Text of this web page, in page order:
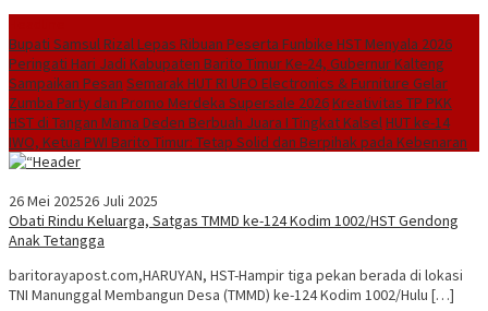
Bupati Samsul Rizal Lepas Ribuan Peserta Funbike HST Menyala 2026
Peringati Hari Jadi Kabupaten Barito Timur Ke-24, Gubernur Kalteng
Sampaikan Pesan Semarak HUT RI UFO Electronics & Furniture Gelar
Zumba Party dan Promo Merdeka Supersale 2026Kreativitas TP PKK
HST di Tangan Mama Deden Berbuah Juara I Tingkat KalselHUT ke-14
IWO, Ketua PWI Barito Timur: Tetap Solid dan Berpihak pada Kebenaran
26 Mei 202526 Juli 2025
Obati Rindu Keluarga, Satgas TMMD ke-124 Kodim 1002/HST Gendong
Anak Tetangga
baritorayapost.com,HARUYAN, HST-Hampir tiga pekan berada di lokasi
TNI Manunggal Membangun Desa (TMMD) ke-124 Kodim 1002/Hulu […]